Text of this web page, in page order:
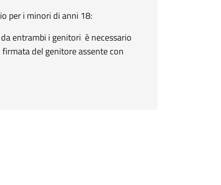
per i minori di anni 18:
entrambi i genitori è necessario
del genitore assente con